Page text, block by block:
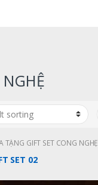
TẶNG GIFT SET CÔNG NGHỆ
SET 02